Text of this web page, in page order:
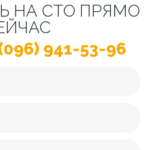
НА СТО ПРЯМО
941-53-96